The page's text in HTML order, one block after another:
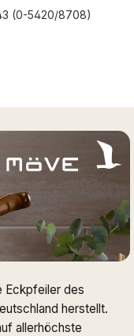
(0-5420/8708)
Preis:
Eckpfeiler des
herstellt.
allerhöchste